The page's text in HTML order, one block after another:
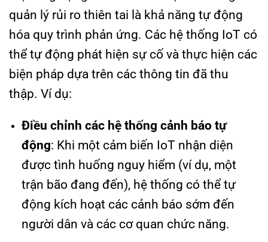
quản lý rủi ro thiên tai là khả năng tự động
hóa quy trình phản ứng. Các hệ thống IoT có
thể tự động phát hiện sự cố và thực hiện các
biện pháp dựa trên các thông tin đã thu
thập. Ví dụ:
Điều chỉnh các hệ thống cảnh báo tự
động: Khi một cảm biến IoT nhận diện
được tình huống nguy hiểm (ví dụ, một
trận bão đang đến), hệ thống có thể tự
động kích hoạt các cảnh báo sớm đến
người dân và các cơ quan chức năng.